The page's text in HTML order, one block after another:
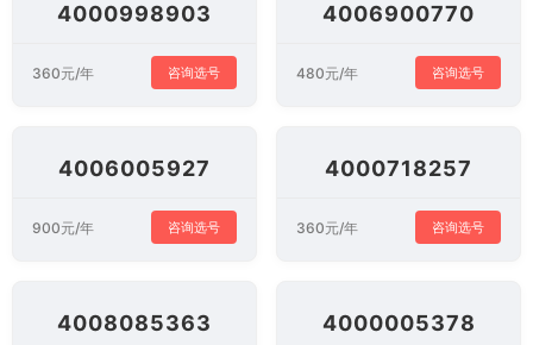
4000998903
360元/年 咨询选号
4006900770
480元/年 咨询选号
4006005927
900元/年 咨询选号
4000718257
360元/年 咨询选号
4008085363 4000005378